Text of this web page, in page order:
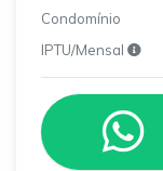
Condomínio
IPTU/Mensal